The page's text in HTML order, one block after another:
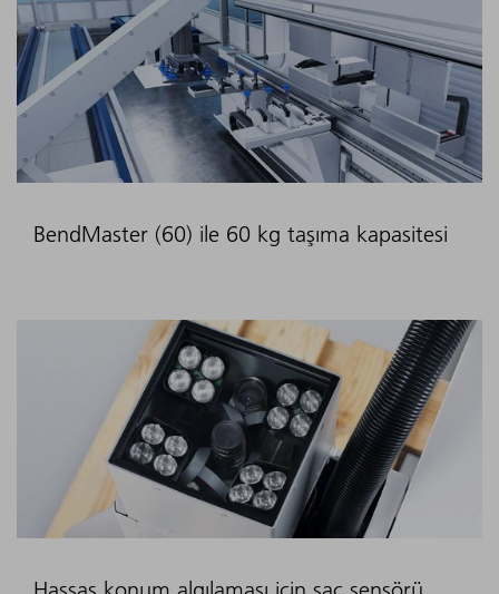
BendMaster (60) ile 60 kg taşıma kapasitesi